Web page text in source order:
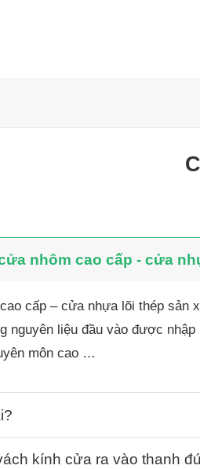
nhôm cao cấp - cửa
cấp – cửa nhựa lõi thép sản
nguyên liệu đầu vào được
môn cao …
kính cửa ra vào thanh